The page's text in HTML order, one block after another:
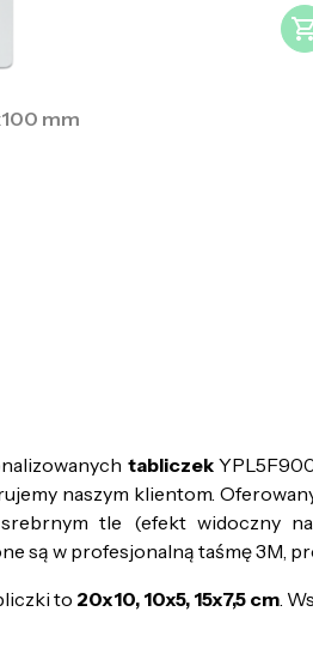
mm
tabliczek
naszym klientom.
tle (efekt widoczny
są w profesjonalną taśmę 3M,
to 20x10, 10x5, 15x7,5 cm .